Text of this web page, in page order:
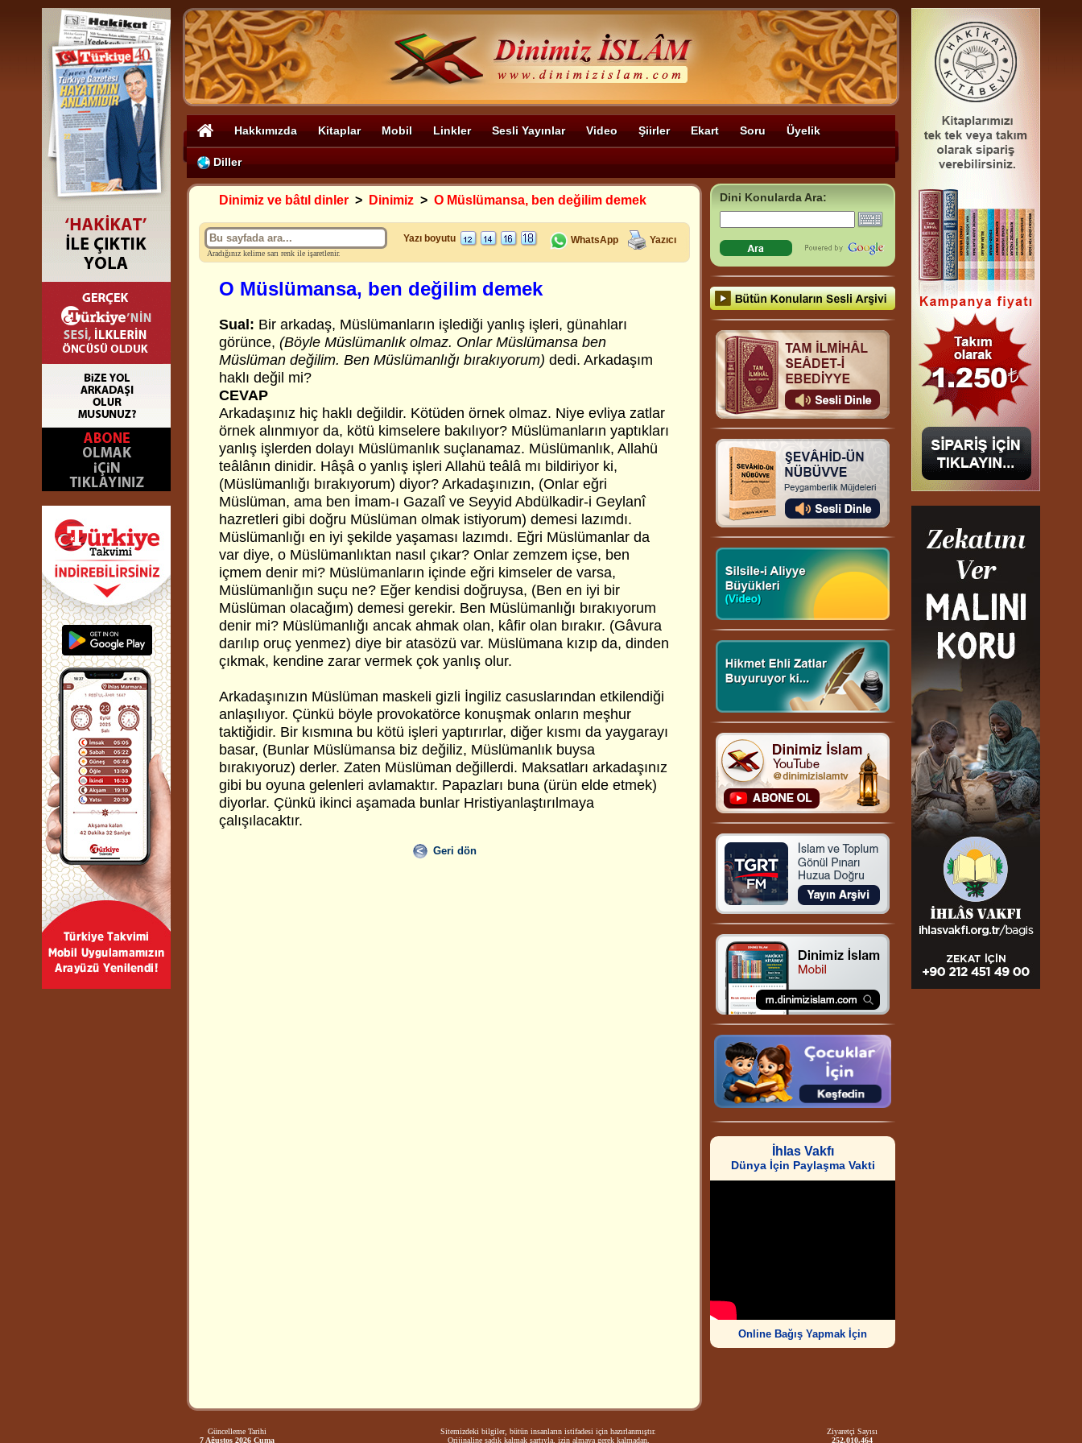
Hakkımızda Kitaplar Mobil Linkler Sesli Yayınlar Video Şiirler Ekart Soru Üyelik
Diller
Dinimiz ve bâtıl dinler > Dinimiz > O Müslümansa, ben değilim demek
Aradığınız kelime sarı renk ile işaretlenir.
Yazı boyutu WhatsApp Yazıcı
O Müslümansa, ben değilim demek
Sual: Bir arkadaş, Müslümanların işlediği yanlış işleri, günahları
görünce, (Böyle Müslümanlık olmaz. Onlar Müslümansa ben
Müslüman değilim. Ben Müslümanlığı bırakıyorum) dedi. Arkadaşım
haklı değil mi?
CEVAP
Arkadaşınız hiç haklı değildir. Kötüden örnek olmaz. Niye evliya zatlar
örnek alınmıyor da, kötü kimselere bakılıyor? Müslümanların yaptıkları
yanlış işlerden dolayı Müslümanlık suçlanamaz. Müslümanlık, Allahü
teâlânın dinidir. Hâşâ o yanlış işleri Allahü teâlâ mı bildiriyor ki,
(Müslümanlığı bırakıyorum) diyor? Arkadaşınızın, (Onlar eğri
Müslüman, ama ben İmam-ı Gazalî ve Seyyid Abdülkadir-i Geylanî
hazretleri gibi doğru Müslüman olmak istiyorum) demesi lazımdı.
Müslümanlığı en iyi şekilde yaşaması lazımdı. Eğri Müslümanlar da
var diye, o Müslümanlıktan nasıl çıkar? Onlar zemzem içse, ben
içmem denir mi? Müslümanların içinde eğri kimseler de varsa,
Müslümanlığın suçu ne? Eğer kendisi doğruysa, (Ben en iyi bir
Müslüman olacağım) demesi gerekir. Ben Müslümanlığı bırakıyorum
denir mi? Müslümanlığı ancak ahmak olan, kâfir olan bırakır. (Gâvura
darılıp oruç yenmez) diye bir atasözü var. Müslümana kızıp da, dinden
çıkmak, kendine zarar vermek çok yanlış olur.
Arkadaşınızın Müslüman maskeli gizli İngiliz casuslarından etkilendiği
anlaşılıyor. Çünkü böyle provokatörce konuşmak onların meşhur
taktiğidir. Bir kısmına bu kötü işleri yaptırırlar, diğer kısmı da yaygarayı
basar, (Bunlar Müslümansa biz değiliz, Müslümanlık buysa
bırakıyoruz) derler. Zaten Müslüman değillerdi. Maksatları arkadaşınız
gibi bu oyuna gelenleri avlamaktır. Papazları buna (ürün elde etmek)
diyorlar. Çünkü ikinci aşamada bunlar Hristiyanlaştırılmaya
çalışılacaktır.
Geri dön
Dini Konularda Ara:
İhlas Vakfı
Dünya İçin Paylaşma Vakti
Online Bağış Yapmak İçin
Güncelleme Tarihi
7 Ağustos 2026 Cuma
Sitemizdeki bilgiler, bütün insanların istifadesi için hazırlanmıştır.
Orijinaline sadık kalmak şartıyla, izin almaya gerek kalmadan,
Ziyaretçi Sayısı
252.010.464